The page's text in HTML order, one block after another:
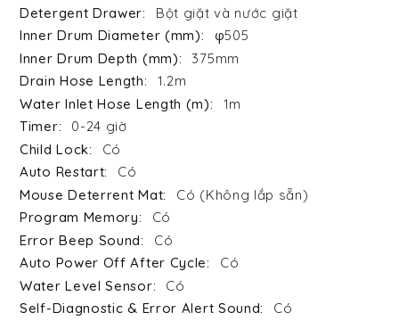
Bột giặt và nước giặt
φ505
375mm
1.2m
1m
0-24 giờ
Có
Có
Có (Không lắp sẵn)
Có
Có
Có
Có
Có